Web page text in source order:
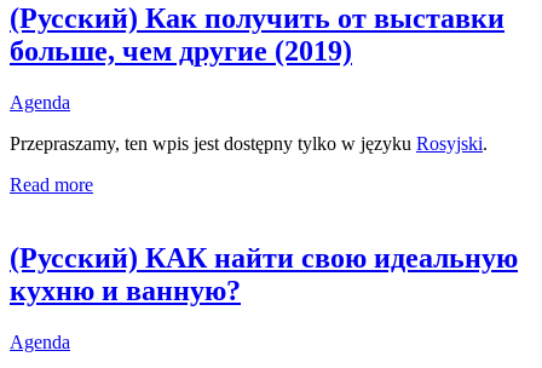
(Русский) Как получить от выставки
больше, чем другие (2019)
Agenda
Przepraszamy, ten wpis jest dostępny tylko w języku Rosyjski.
Read more
(Русский) КАК найти свою идеальную
кухню и ванную?
Agenda